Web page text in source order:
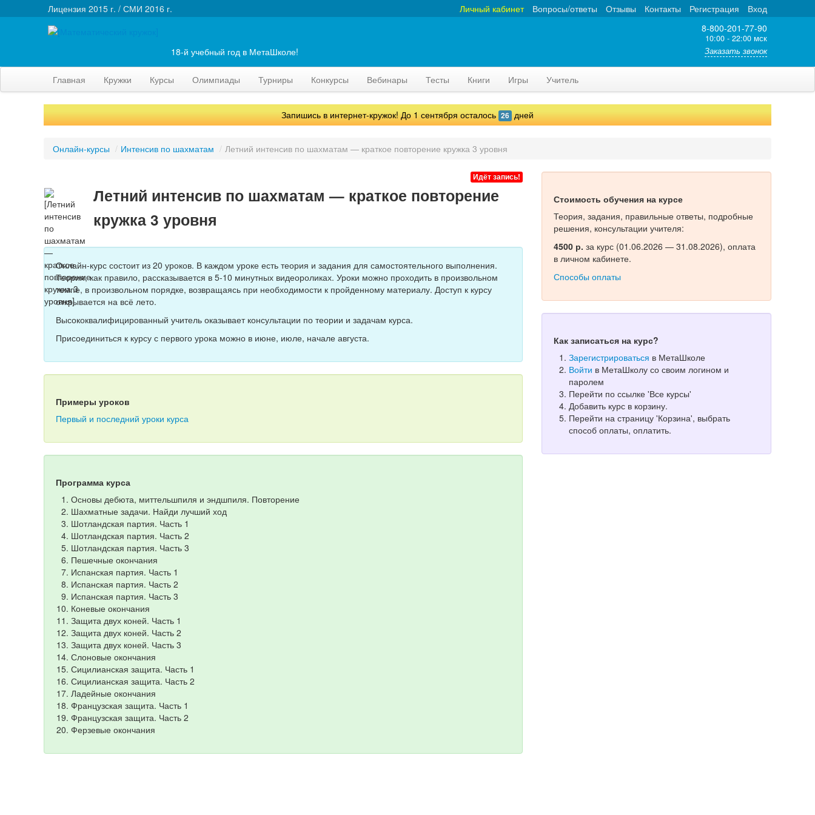
Лицензия 2015 г. / СМИ 2016 г. Вход
Регистрация
Контакты
Отзывы
Вопросы/ответы
Личный кабинет
8-800-201-77-90
10:00 - 22:00 мск
Заказать звонок
18-й учебный год в МетаШколе!
Главная Кружки Курсы Олимпиады Турниры Конкурсы Вебинары Тесты Книги Игры Учитель
Запишись в интернет-кружок! До 1 сентября осталось 26 дней
Онлайн-курсы / Интенсив по шахматам / Летний интенсив по шахматам — краткое повторение кружка 3 уровня
Идёт запись!
Летний интенсив по шахматам — краткое повторение
кружка 3 уровня
Онлайн-курс состоит из 20 уроков. В каждом уроке есть теория и задания для самостоятельного выполнения.
Теория, как правило, рассказывается в 5-10 минутных видеороликах. Уроки можно проходить в произвольном
темпе, в произвольном порядке, возвращаясь при необходимости к пройденному материалу. Доступ к курсу
открывается на всё лето.
Высококвалифицированный учитель оказывает консультации по теории и задачам курса.
Присоединиться к курсу с первого урока можно в июне, июле, начале августа.
Примеры уроков
Первый и последний уроки курса
Программа курса
Основы дебюта, миттельшпиля и эндшпиля. Повторение
Шахматные задачи. Найди лучший ход
Шотландская партия. Часть 1
Шотландская партия. Часть 2
Шотландская партия. Часть 3
Пешечные окончания
Испанская партия. Часть 1
Испанская партия. Часть 2
Испанская партия. Часть 3
Коневые окончания
Защита двух коней. Часть 1
Защита двух коней. Часть 2
Защита двух коней. Часть 3
Слоновые окончания
Сицилианская защита. Часть 1
Сицилианская защита. Часть 2
Ладейные окончания
Французская защита. Часть 1
Французская защита. Часть 2
Ферзевые окончания
Стоимость обучения на курсе
Теория, задания, правильные ответы, подробные
решения, консультации учителя:
4500 р. за курс (01.06.2026 — 31.08.2026), оплата
в личном кабинете.
Способы оплаты
Как записаться на курс?
Зарегистрироваться в МетаШколе
Войти в МетаШколу со своим логином и
паролем
Перейти по ссылке 'Все курсы'
Добавить курс в корзину.
Перейти на страницу 'Корзина', выбрать
способ оплаты, оплатить.